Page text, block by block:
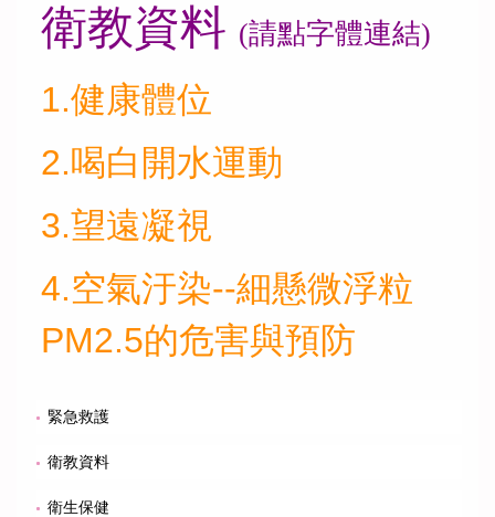
衛教資料 (請點字體連結)
1.健康體位
2.喝白開水運動
3.望遠凝視
4.空氣汙染--細懸微浮粒
PM2.5的危害與預防
緊急救護
衛教資料
衛生保健